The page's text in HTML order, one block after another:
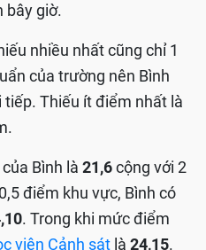
bây giờ.
nhiều nhất cũng chỉ 1
của trường nên Bình
Thiếu ít điểm nhất là
Bình là 21,6cộng với 2
điểm khu vực, Bình có
. Trong khi mức điểm
viện Cảnh sát là 24,15.